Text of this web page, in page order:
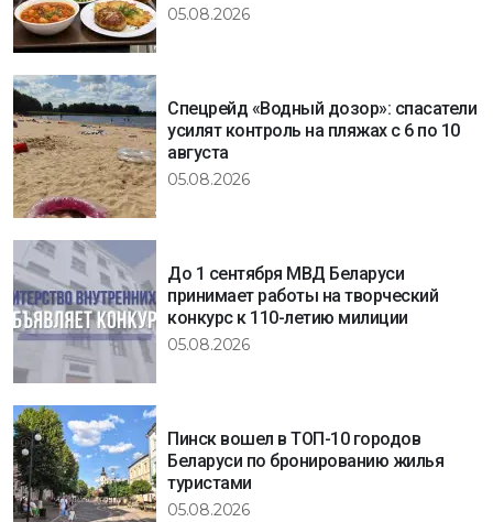
05.08.2026
Спецрейд «Водный дозор»: спасатели
усилят контроль на пляжах с 6 по 10
августа
05.08.2026
До 1 сентября МВД Беларуси
принимает работы на творческий
конкурс к 110-летию милиции
05.08.2026
Пинск вошел в ТОП-10 городов
Беларуси по бронированию жилья
туристами
05.08.2026